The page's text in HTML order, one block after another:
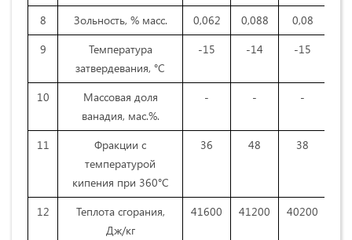
8 Зольность, % масс. 0,062 0,088 0,08
9
Температура
затвердевания, °С
-15 -14 -15
10
Массовая доля
ванадия, мас.%.
- - -
11
Фракции с
температурой
кипения при 360°C
36 48 38
12
Теплота сгорания,
Дж/кг
41600 41200 40200